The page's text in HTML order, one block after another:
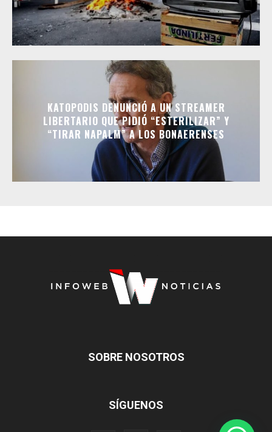
KATOPODIS DENUNCIÓ A UN STREAMER
LIBERTARIO QUE PIDIÓ “ESTERILIZAR” Y
“TIRAR NAPALM” A LOS BONAERENSES
SOBRE NOSOTROS
SÍGUENOS